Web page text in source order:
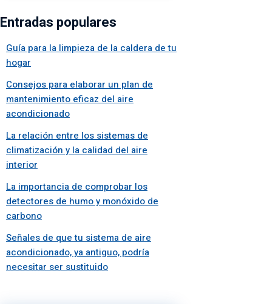
Entradas populares
Guía para la limpieza de la caldera de tu
hogar
Consejos para elaborar un plan de
mantenimiento eficaz del aire
acondicionado
La relación entre los sistemas de
climatización y la calidad del aire
interior
La importancia de comprobar los
detectores de humo y monóxido de
carbono
Señales de que tu sistema de aire
acondicionado, ya antiguo, podría
necesitar ser sustituido